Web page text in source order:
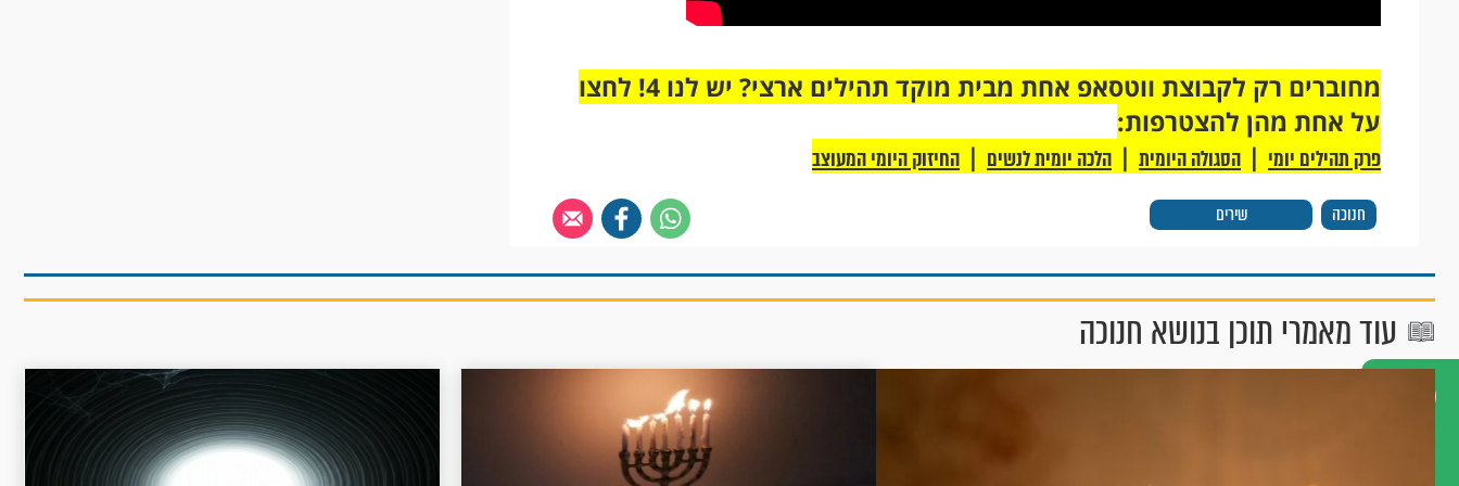
חנוכה שירים
מחוברים רק לקבוצת ווטסאפ אחת מבית מוקד תהילים ארצי? יש לנו 4! לחצו
על אחת מהן להצטרפות:
פרק תהילים יומי | הסגולה היומית | הלכה יומית לנשים | החיזוק היומי המעוצב
עוד מאמרי תוכן בנושא חנוכה